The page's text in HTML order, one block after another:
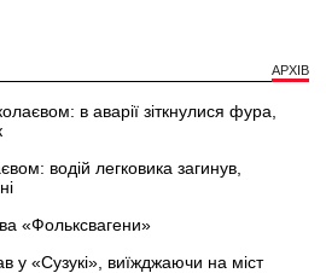
АРХІВ
в аварії зіткнулися фура,
водій легковика загинув,
«Фольксвагени»
у «Сузукі», виїжджаючи на міст